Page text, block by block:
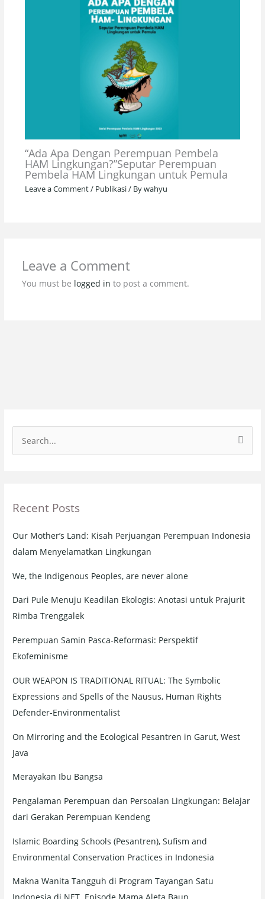
“Ada Apa Dengan Perempuan Pembela
HAM Lingkungan?”Seputar Perempuan
Pembela HAM Lingkungan untuk Pemula
Leave a Comment/ Publikasi/ Bywahyu
Leave a Comment
You must be logged in to post a comment.
e
c
f
o
Recent Posts
Our Mother’s Land: Kisah Perjuangan Perempuan Indonesia
dalam Menyelamatkan Lingkungan
We, the Indigenous Peoples, are never alone
Dari Pule Menuju Keadilan Ekologis: Anotasi untuk Prajurit
Rimba Trenggalek
Perempuan Samin Pasca-Reformasi: Perspektif
Ekofeminisme
OUR WEAPON IS TRADITIONAL RITUAL: The Symbolic
Expressions and Spells of the Nausus, Human Rights
Defender-Environmentalist
On Mirroring and the Ecological Pesantren in Garut, West
Java
Merayakan Ibu Bangsa
Pengalaman Perempuan dan Persoalan Lingkungan: Belajar
dari Gerakan Perempuan Kendeng
Islamic Boarding Schools (Pesantren), Sufism and
Environmental Conservation Practices in Indonesia
Makna Wanita Tangguh di Program Tayangan Satu